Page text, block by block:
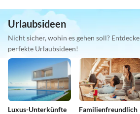
Urlaubsideen
Nicht sicher, wohin es gehen soll?
perfekte Urlaubsideen!
Luxus-Unterkünfte Familienfreundlich